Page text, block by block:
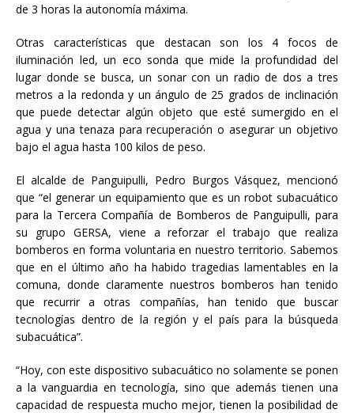
de 3 horas la autonomía máxima.
Otras características que destacan son los 4 focos de
iluminación led, un eco sonda que mide la profundidad del
lugar donde se busca, un sonar con un radio de dos a tres
metros a la redonda y un ángulo de 25 grados de inclinación
que puede detectar algún objeto que esté sumergido en el
agua y una tenaza para recuperación o asegurar un objetivo
bajo el agua hasta 100 kilos de peso.
El alcalde de Panguipulli, Pedro Burgos Vásquez, mencionó
que “el generar un equipamiento que es un robot subacuático
para la Tercera Compañía de Bomberos de Panguipulli, para
su grupo GERSA, viene a reforzar el trabajo que realiza
bomberos en forma voluntaria en nuestro territorio. Sabemos
que en el último año ha habido tragedias lamentables en la
comuna, donde claramente nuestros bomberos han tenido
que recurrir a otras compañías, han tenido que buscar
tecnologías dentro de la región y el país para la búsqueda
subacuática”.
“Hoy, con este dispositivo subacuático no solamente se ponen
a la vanguardia en tecnología, sino que además tienen una
capacidad de respuesta mucho mejor, tienen la posibilidad de